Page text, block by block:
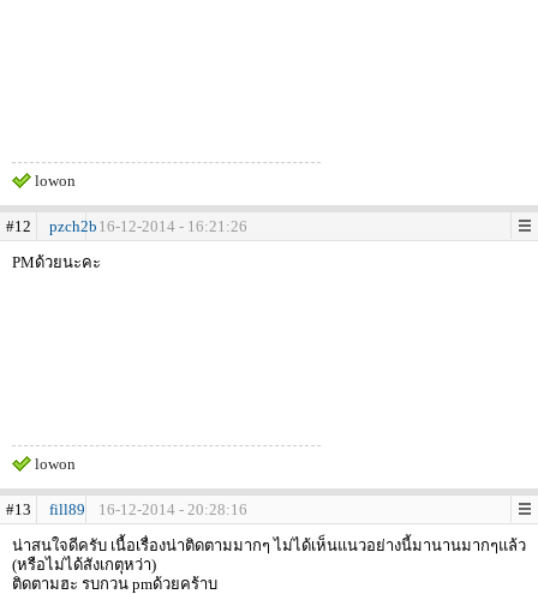
lowon
#12 pzch2b 16-12-2014 - 16:21:26
PMด้วยนะคะ
lowon
#13 fill89
16-12-2014 - 20:28:16
น่าสนใจดีครับ เนื้อเรื่องน่าติดตามมากๆ ไม่ได้เห็นแนวอย่างนี้มานานมากๆแล้ว
(หรือไม่ได้สังเกตุหว่า)
ติดตามฮะ รบกวน pmด้วยคร้าบ